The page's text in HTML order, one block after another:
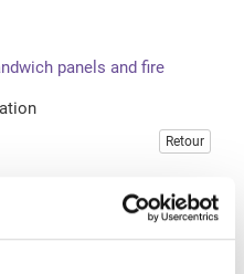
panels and fire
Retour
à cette publication